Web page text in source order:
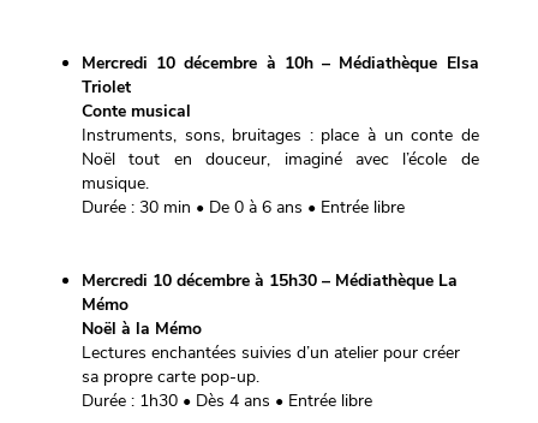
Mercredi 10 décembre à 10h – Médiathèque Elsa
Triolet
Conte musical
Instruments, sons, bruitages : place à un conte de
Noël tout en douceur, imaginé avec l’école de
musique.
Durée : 30 min • De 0 à 6 ans • Entrée libre
Mercredi 10 décembre à 15h30 – Médiathèque La
Mémo
Noël à la Mémo
Lectures enchantées suivies d’un atelier pour créer
sa propre carte pop-up.
Durée : 1h30 • Dès 4 ans • Entrée libre